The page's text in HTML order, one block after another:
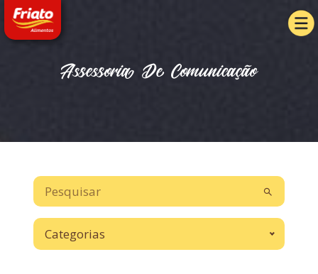
Assessoria De Comunicação
Categorias